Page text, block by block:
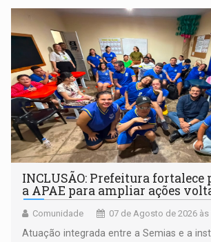
INCLUSÃO: Prefeitura fortalece
a APAE para ampliar ações
Comunidade 07 de Agosto de 2026 às
Atuação integrada entre a Semias e a